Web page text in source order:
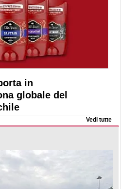
in
globale del
Vedi tutte